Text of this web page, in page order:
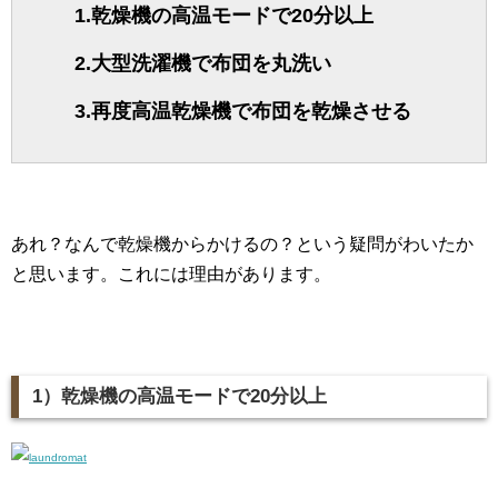
1.乾燥機の高温モードで20分以上
2.大型洗濯機で布団を丸洗い
3.再度高温乾燥機で布団を乾燥させる
あれ？なんで乾燥機からかけるの？という疑問がわいたか
と思います。これには理由があります。
1）乾燥機の高温モードで20分以上